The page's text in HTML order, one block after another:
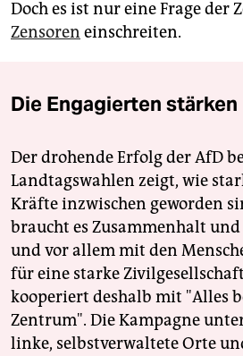
Doch es ist nur eine Frage der
Zensoren einschreiten.
Die Engagierten stärken
Der drohende Erfolg der AfD
Landtagswahlen zeigt, wie
Kräfte inzwischen geworden
braucht es Zusammenhalt
und vor allem mit den
für eine starke
kooperiert deshalb mit "Alles
Zentrum". Die Kampagne
linke, selbstverwaltete Orte